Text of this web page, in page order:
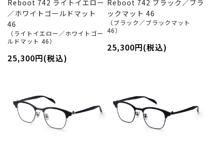
Reboot 742 ライトイエロー
／ホワイトゴールドマット
46
（ライトイエロー／ホワイトゴー
ルドマット 46）
25,300円(税込)
Reboot 742 ブラック／ブラ
ックマット 46
（ブラック／ブラックマット
46）
25,300円(税込)